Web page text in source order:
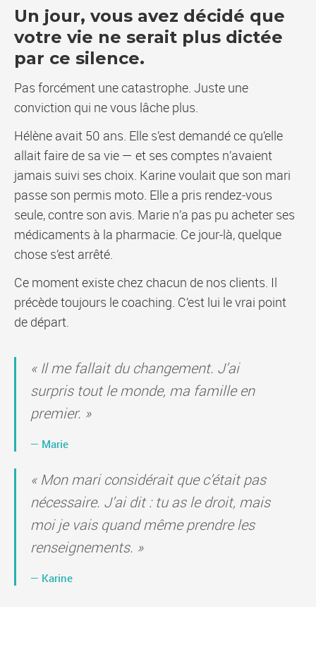
Un jour, vous avez décidé que
votre vie ne serait plus dictée
par ce silence.
Pas forcément une catastrophe. Juste une
conviction qui ne vous lâche plus.
Hélène avait 50 ans. Elle s’est demandé ce qu’elle
allait faire de sa vie — et ses comptes n’avaient
jamais suivi ses choix. Karine voulait que son mari
passe son permis moto. Elle a pris rendez-vous
seule, contre son avis. Marie n’a pas pu acheter ses
médicaments à la pharmacie. Ce jour-là, quelque
chose s’est arrêté.
Ce moment existe chez chacun de nos clients. Il
précède toujours le coaching. C’est lui le vrai point
de départ.
« Il me fallait du changement. J’ai
surpris tout le monde, ma famille en
premier. »
— Marie
« Mon mari considérait que c’était pas
nécessaire. J’ai dit : tu as le droit, mais
moi je vais quand même prendre les
renseignements. »
— Karine